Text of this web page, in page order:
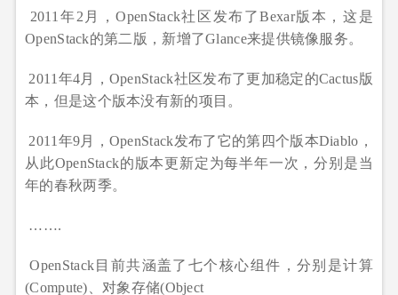
2011年2月，OpenStack社区发布了Bexar版本，这是
OpenStack的第二版，新增了Glance来提供镜像服务。
2011年4月，OpenStack社区发布了更加稳定的Cactus版
本，但是这个版本没有新的项目。
2011年9月，OpenStack发布了它的第四个版本Diablo，
从此OpenStack的版本更新定为每半年一次，分别是当
年的春秋两季。
…….
OpenStack目前共涵盖了七个核心组件，分别是计算
(Compute)、对象存储(Object